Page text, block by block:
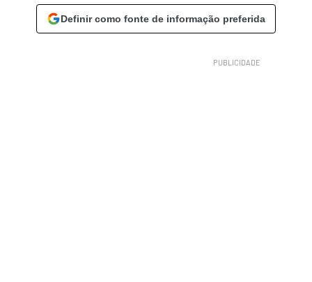
Definir como fonte de informação preferida